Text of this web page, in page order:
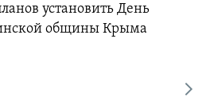
установить День
общины Крыма